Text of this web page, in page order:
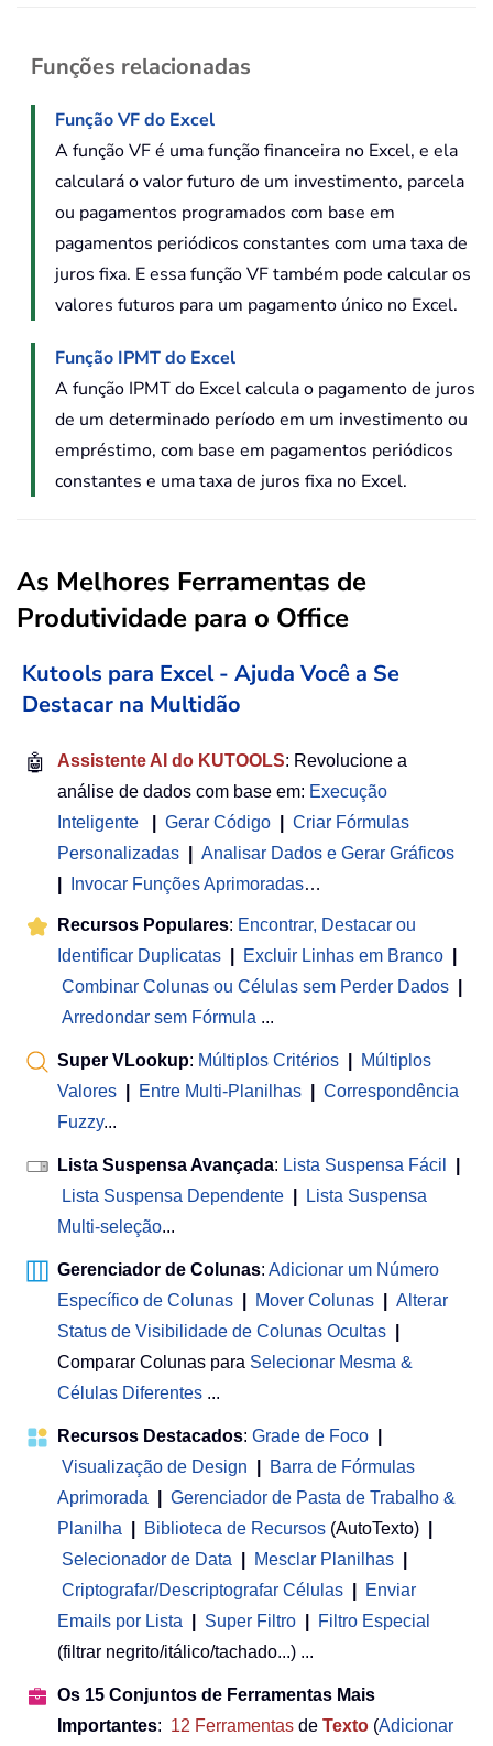
Funções relacionadas
Função VF do Excel
A função VF é uma função financeira no Excel, e ela
calculará o valor futuro de um investimento, parcela
ou pagamentos programados com base em
pagamentos periódicos constantes com uma taxa de
juros fixa. E essa função VF também pode calcular os
valores futuros para um pagamento único no Excel.
Função IPMT do Excel
A função IPMT do Excel calcula o pagamento de juros
de um determinado período em um investimento ou
empréstimo, com base em pagamentos periódicos
constantes e uma taxa de juros fixa no Excel.
As Melhores Ferramentas de
Produtividade para o Office
Kutools para Excel - Ajuda Você a Se
Destacar na Multidão
🤖 Assistente AI do KUTOOLS: Revolucione a
análise de dados com base em: Execução
Inteligente
Gerar Código
Criar Fórmulas
Personalizadas
Analisar Dados e Gerar Gráficos
Invocar Funções Aprimoradas…
Recursos Populares: Encontrar, Destacar ou
Identificar Duplicatas
Excluir Linhas em Branco
Combinar Colunas ou Células sem Perder Dados
Arredondar sem Fórmula ...
Super VLookup: Múltiplos Critérios
Múltiplos
Valores
Entre Multi-Planilhas
Correspondência
Fuzzy...
Lista Suspensa Avançada: Lista Suspensa Fácil
Lista Suspensa Dependente
Lista Suspensa
Multi-seleção...
Gerenciador de Colunas: Adicionar um Número
Específico de Colunas
Mover Colunas
Alterar
Status de Visibilidade de Colunas Ocultas
Comparar Colunas para Selecionar Mesma &
Células Diferentes ...
Recursos Destacados: Grade de Foco
Visualização de Design
Barra de Fórmulas
Aprimorada
Gerenciador de Pasta de Trabalho &
Planilha
Biblioteca de Recursos (AutoTexto)
Selecionador de Data
Mesclar Planilhas
Criptografar/Descriptografar Células
Enviar
Emails por Lista
Super Filtro
Filtro Especial
(filtrar negrito/itálico/tachado...) ...
Os 15 Conjuntos de Ferramentas Mais
Importantes: 12 Ferramentas de Texto (Adicionar